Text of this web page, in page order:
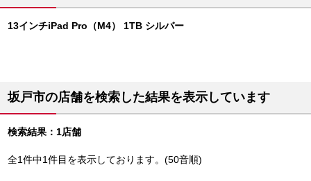
13インチiPad Pro（M4） 1TB シルバー
坂戸市の店舗を検索した結果を表示しています
検索結果：1店舗
全1件中1件目を表示しております。(50音順)